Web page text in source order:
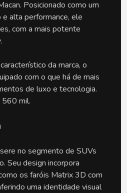
Posicionado como um
alta performance, ele
com a mais potente
da marca, o
com o que há de mais
de luxo e tecnologia.
560 mil.
no segmento de SUVs
Seu design incorpora
os faróis Matrix 3D com
uma identidade visual